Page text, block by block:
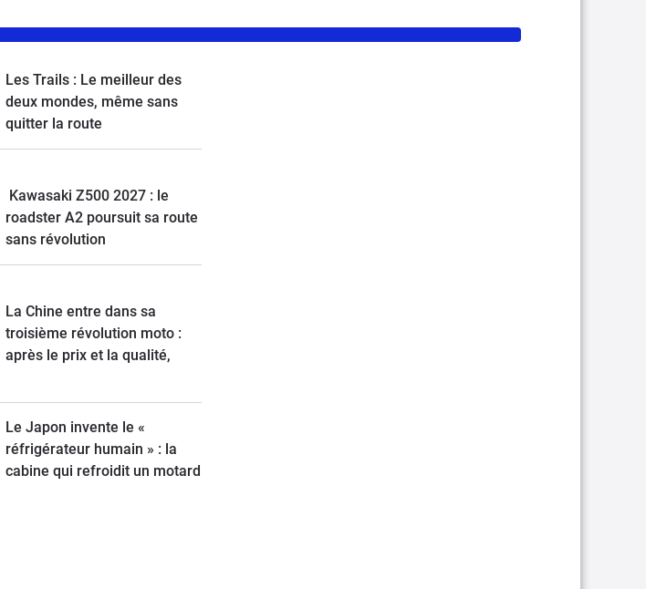
Les Trails : Le meilleur des
deux mondes, même sans
quitter la route
Kawasaki Z500 2027 : le
roadster A2 poursuit sa route
sans révolution
La Chine entre dans sa
troisième révolution moto :
après le prix et la qualité,
Le Japon invente le «
réfrigérateur humain » : la
cabine qui refroidit un motard